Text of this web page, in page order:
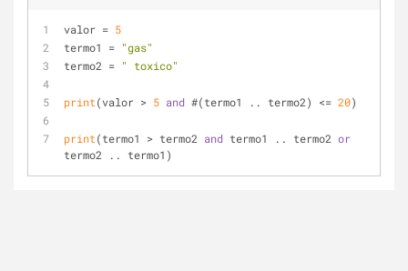
valor = 5
termo1 = "gas"
termo2 = " toxico"
print(valor > 5 and #(termo1 .. termo2) <= 20)
print(termo1 > termo2 and termo1 .. termo2 or
termo2 .. termo1)